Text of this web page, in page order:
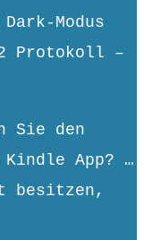
Modus
Protokoll –
Sie den
Kindle App? …
besitzen,